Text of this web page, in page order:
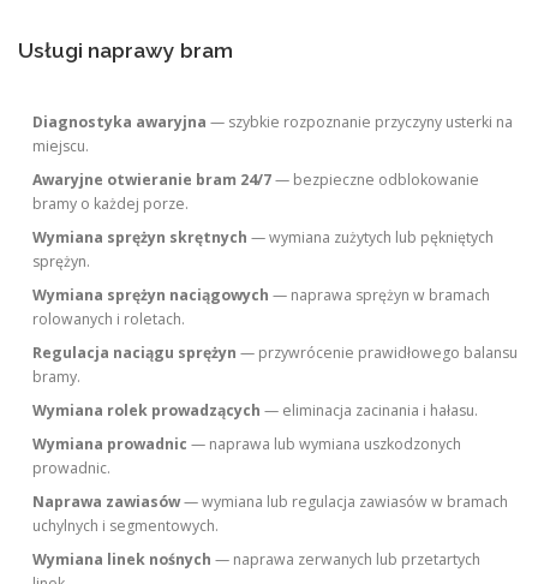
Usługi naprawy bram
Diagnostyka awaryjna — szybkie rozpoznanie przyczyny usterki na
miejscu.
Awaryjne otwieranie bram 24/7— bezpieczne odblokowanie
bramy o każdej porze.
Wymiana sprężyn skrętnych — wymiana zużytych lub pękniętych
sprężyn.
Wymiana sprężyn naciągowych — naprawa sprężyn w bramach
rolowanych i roletach.
Regulacja naciągu sprężyn — przywrócenie prawidłowego balansu
bramy.
Wymiana rolek prowadzących — eliminacja zacinania i hałasu.
Wymiana prowadnic — naprawa lub wymiana uszkodzonych
prowadnic.
Naprawa zawiasów— wymiana lub regulacja zawiasów w bramach
uchylnych i segmentowych.
Wymiana linek nośnych — naprawa zerwanych lub przetartych